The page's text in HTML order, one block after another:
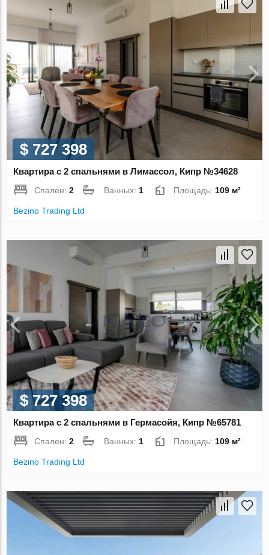
$ 727 398
Квартира с 2 спальнями в Лимассол, Кипр №34628
Спален:2 Ванных: 1 Площадь: 109 м²
Bezino Trading Ltd
$ 727 398
Квартира с 2 спальнями в Гермасойя, Кипр №65781
Спален:2 Ванных: 1 Площадь: 109 м²
Bezino Trading Ltd